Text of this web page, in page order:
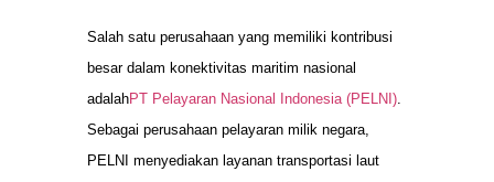
Salah satu perusahaan yang memiliki kontribusi
besar dalam konektivitas maritim nasional
adalahPT Pelayaran Nasional Indonesia (PELNI).
Sebagai perusahaan pelayaran milik negara,
PELNI menyediakan layanan transportasi laut